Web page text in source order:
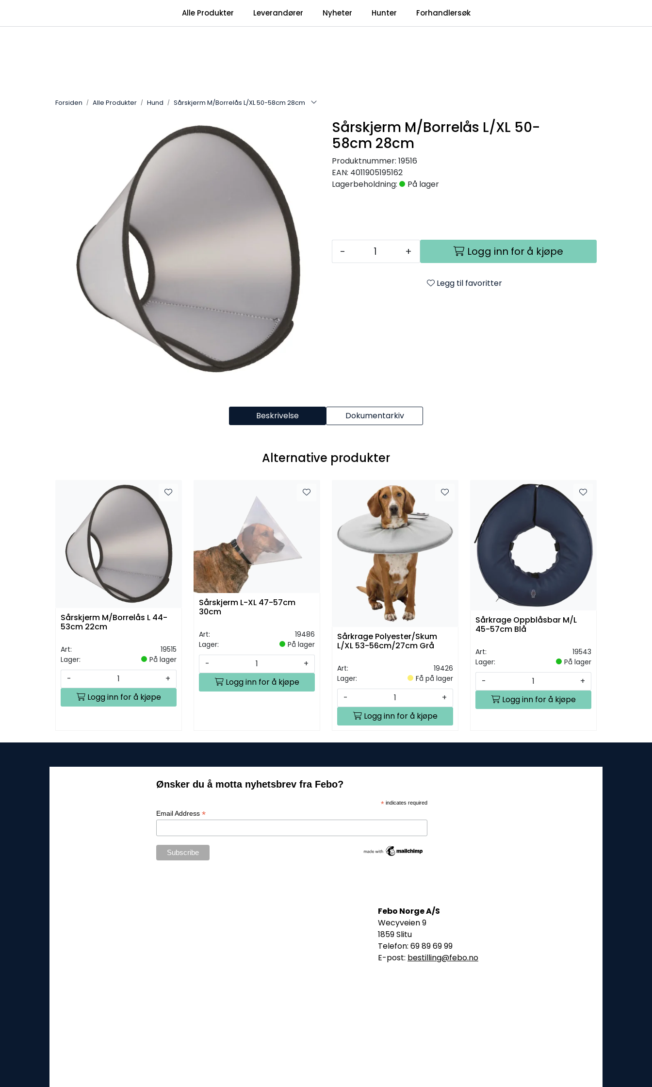
Infosenter
Alle Produkter Leverandører Nyheter Hunter Forhandlersøk
Forsiden Alle Produkter Hund Sårskjerm M/Borrelås L/XL 50-58cm 28cm
Sårskjerm M/Borrelås L/XL 50-
58cm 28cm
Produktnummer: 19516
EAN: 4011905195162
Lagerbeholdning:
På lager
- + Logg inn for å kjøpe
Legg til favoritter
Beskrivelse Dokumentarkiv
Alternative produkter
Sårskjerm M/Borrelås L 44-
53cm 22cm
Art:
19515
Lager:
På lager
-
+
Logg inn for å kjøpe
Sårskjerm L-XL 47-57cm
30cm
Art:
19486
Lager:
På lager
-
+
Logg inn for å kjøpe
Sårkrage Polyester/Skum
L/XL 53-56cm/27cm Grå
Art:
19426
Lager:
Få på lager
-
+
Logg inn for å kjøpe
Sårkrage Oppblåsbar M/L
45-57cm Blå
Art:
19543
Lager:
På lager
-
+
Logg inn for å kjøpe
Ønsker du å motta nyhetsbrev fra Febo?
*indicates required
Email Address *
Febo Norge A/S
Wecyveien 9
1859 Slitu
Telefon: 69 89 69 99
E-post: bestilling@febo.no